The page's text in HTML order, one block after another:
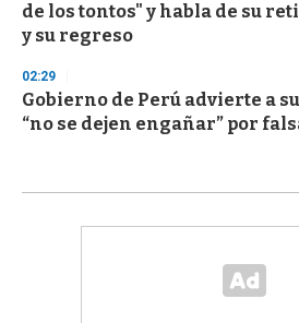
de los tontos" y habla de su
y su regreso
02:29
Gobierno de Perú advierte a
“no se dejen engañar” por